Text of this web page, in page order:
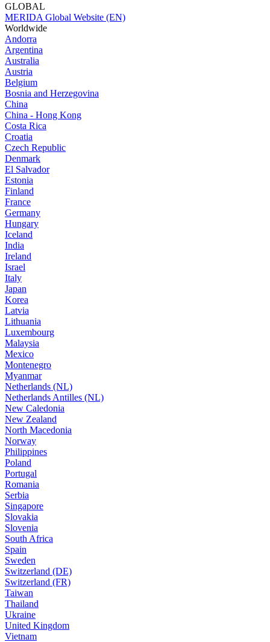
GLOBAL
MERIDA Global Website (EN)
Worldwide
Andorra
Argentina
Australia
Austria
Belgium
Bosnia and Herzegovina
China
China - Hong Kong
Costa Rica
Croatia
Czech Republic
Denmark
El Salvador
Estonia
Finland
France
Germany
Hungary
Iceland
India
Ireland
Israel
Italy
Japan
Korea
Latvia
Lithuania
Luxembourg
Malaysia
Mexico
Montenegro
Myanmar
Netherlands (NL)
Netherlands Antilles (NL)
New Caledonia
New Zealand
North Macedonia
Norway
Philippines
Poland
Portugal
Romania
Serbia
Singapore
Slovakia
Slovenia
South Africa
Spain
Sweden
Switzerland (DE)
Switzerland (FR)
Taiwan
Thailand
Ukraine
United Kingdom
Vietnam